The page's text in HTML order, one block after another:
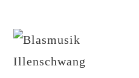
springen